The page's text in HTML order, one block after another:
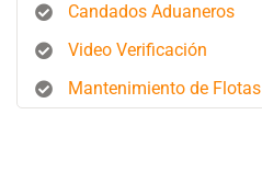
Candados Aduaneros
Video Verificación
Mantenimiento de Flotas